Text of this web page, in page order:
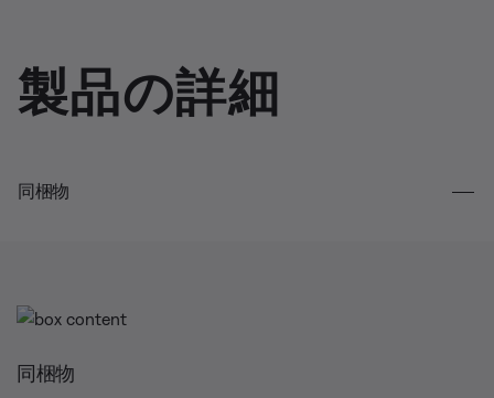
製品の詳細
同梱物
同梱物